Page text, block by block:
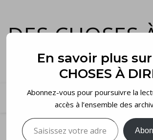
DES CHOSES
et voilà…
En savoir plus sur
CHOSES À
Abonnez-vous pour poursuivre la
accès à l’ensemble des
Saisissez votre adresse e-mail…